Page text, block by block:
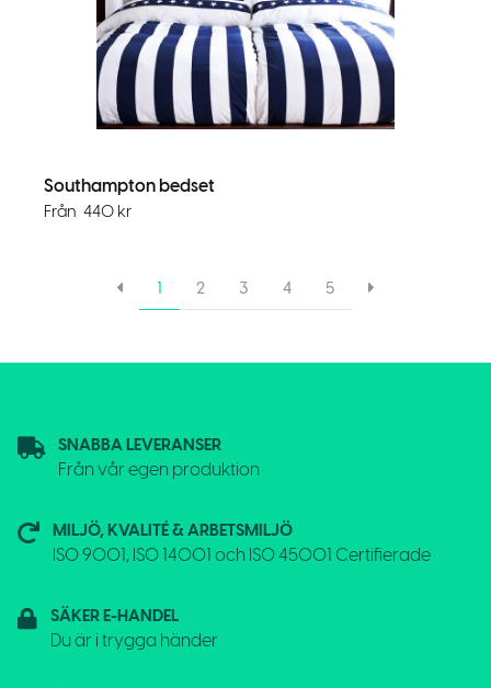
Southampton bedset
Från 440 kr
1 2 3 4 5
SNABBA LEVERANSER
Från vår egen produktion
MILJÖ, KVALITÉ & ARBETSMILJÖ
ISO 9001, ISO 14001 och ISO 45001 Certifierade
SÄKER E-HANDEL
Du är i trygga händer